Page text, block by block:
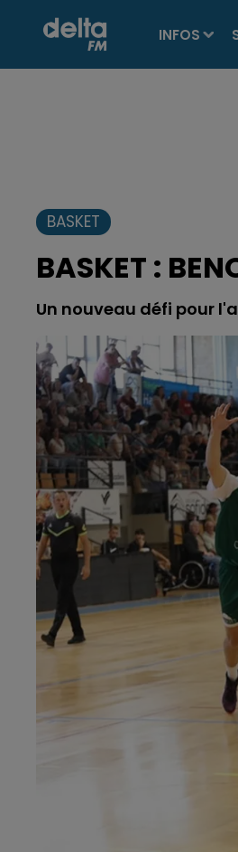
INFOS
BASKET
BASKET :
Un nouveau défi pour